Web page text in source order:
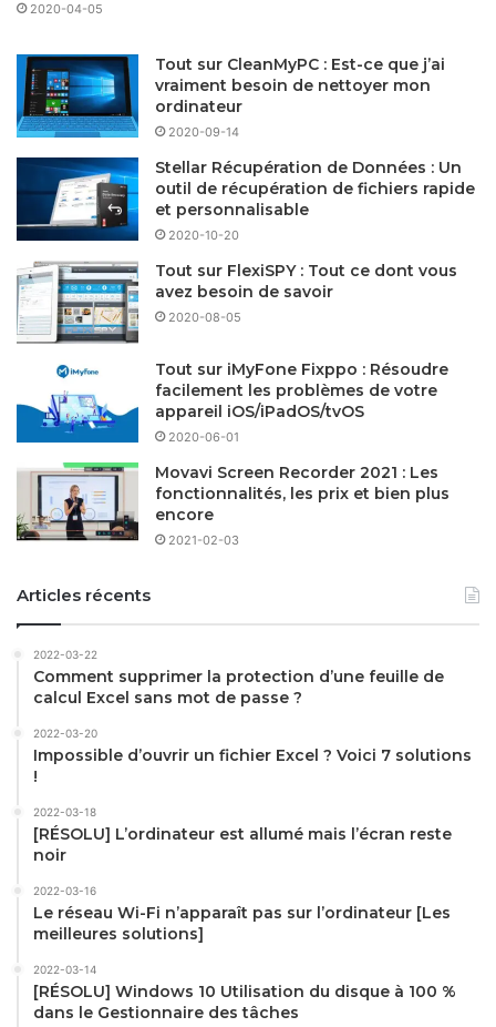
2020-04-05
Tout sur CleanMyPC : Est-ce que j’ai
vraiment besoin de nettoyer mon
ordinateur
2020-09-14
Stellar Récupération de Données : Un
outil de récupération de fichiers rapide
et personnalisable
2020-10-20
Tout sur FlexiSPY : Tout ce dont vous
avez besoin de savoir
2020-08-05
Tout sur iMyFone Fixppo : Résoudre
facilement les problèmes de votre
appareil iOS/iPadOS/tvOS
2020-06-01
Movavi Screen Recorder 2021 : Les
fonctionnalités, les prix et bien plus
encore
2021-02-03
Articles récents
2022-03-22
Comment supprimer la protection d’une feuille de
calcul Excel sans mot de passe ?
2022-03-20
Impossible d’ouvrir un fichier Excel ? Voici 7 solutions
!
2022-03-18
[RÉSOLU] L’ordinateur est allumé mais l’écran reste
noir
2022-03-16
Le réseau Wi-Fi n’apparaît pas sur l’ordinateur [Les
meilleures solutions]
2022-03-14
[RÉSOLU] Windows 10 Utilisation du disque à 100 %
dans le Gestionnaire des tâches